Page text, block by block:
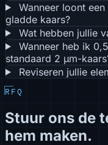
Wanneer loont
gladde kaars?
Wat hebben jullie
Wanneer heb ik
standaard 2 µm-
Reviseren jullie
RFQ
Stuur ons de
hem maken.